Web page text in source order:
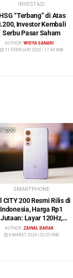
INVESTASI
“Terbang” di Atas
Investor Kembali
Serbu Pasar Saham
AUTHOR: WIDYA SANARI
11 FEBRUARI 2026 | 17:44 WIB
SMARTPHONE
CITY 200 Resmi Rilis di
Indonesia, Harga Rp1
Jutaan: Layar 120Hz,
Kamera 50MP, NFC dan
Baterai 5200 mAh
AUTHOR: ZAINAL BARAK
6 MARET 2026 | 02:55 WIB